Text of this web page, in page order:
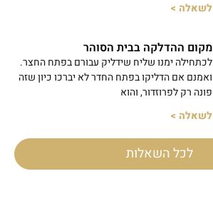
לשאלה >
מקום ההדלקה בבית הסוהר
לכתחילה ימנו שליח שידליק עבורם בפתח החצר.
ואמנם אם הדליקו בפתח החדר לא יברכו כיון שזה
פונה רק לפרוזדור, והוא
לשאלה >
לכל השאלות